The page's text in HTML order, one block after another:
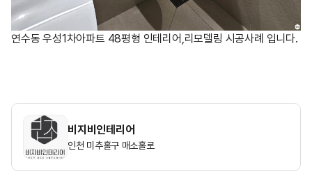
연수동 우성1차아파트 48평형 인테리어,리모델링 시공사례 입니다.
비지비인테리어
인천 미추홀구 매소홀로